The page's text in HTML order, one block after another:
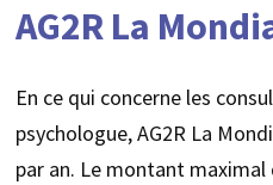
AG2R La
En ce qui concerne les
psychologue, AG2R La
par an. Le montant maximal